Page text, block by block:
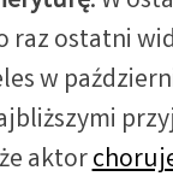
raz ostatni
w
aktor